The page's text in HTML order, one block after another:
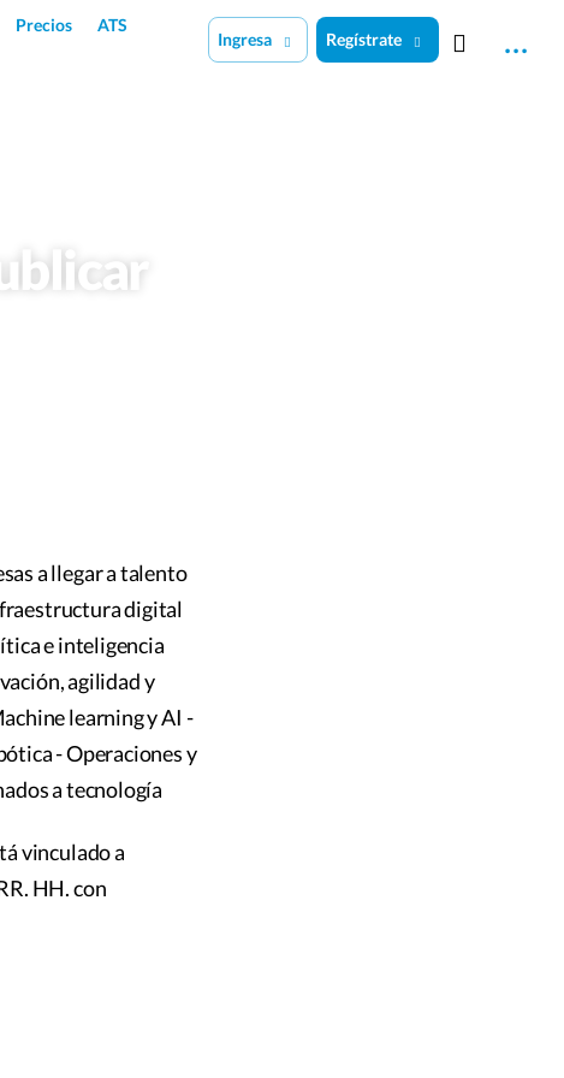
Precios
ATS
Ingresa Regístrate
a llegar a talento
digital
e inteligencia
agilidad y
learning y AI -
- Operaciones y
a tecnología
vinculado a
HH. con